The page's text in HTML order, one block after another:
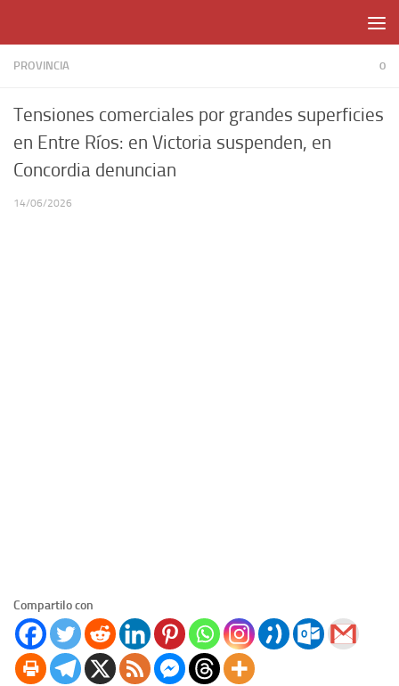
PROVINCIA 0
Tensiones comerciales por grandes superficies
en Entre Ríos: en Victoria suspenden, en
Concordia denuncian
14/06/2026
Compartilo con